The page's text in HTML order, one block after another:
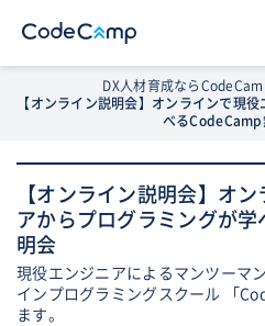
DX人材育成なら
【オンライン説明会】オンラインで現
べる
【オンライン説明会】オ
アからプログラミングが
明会
現役エンジニアによるマンツーマ
インプログラミングスクール 「
ます。